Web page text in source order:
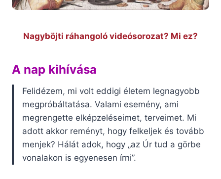
Nagyböjti ráhangoló videósorozat? Mi ez?
A nap kihívása
Felidézem, mi volt eddigi életem legnagyobb
megpróbáltatása. Valami esemény, ami
megrengette elképzeléseimet, terveimet. Mi
adott akkor reményt, hogy felkeljek és tovább
menjek? Hálát adok, hogy „az Úr tud a görbe
vonalakon is egyenesen írni”.